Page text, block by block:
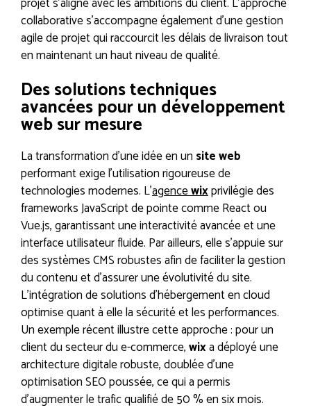
collaborative s’accompagne également d’une gestion
agile de projet qui raccourcit les délais de livraison tout
en maintenant un haut niveau de qualité.
Des solutions techniques
avancées pour un développement
web sur mesure
La transformation d’une idée en un site web
performant exige l’utilisation rigoureuse de
technologies modernes. L’agencewixprivilégie des
frameworks JavaScript de pointe comme React ou
Vue.js, garantissant une interactivité avancée et une
interface utilisateur fluide. Par ailleurs, elle s’appuie sur
des systèmes CMS robustes afin de faciliter la gestion
du contenu et d’assurer une évolutivité du site.
L’intégration de solutions d’hébergement en cloud
optimise quant à elle la sécurité et les performances.
Un exemple récent illustre cette approche : pour un
client du secteur du e-commerce,wixa déployé une
architecture digitale robuste, doublée d’une
optimisation SEO poussée, ce qui a permis
d’augmenter le trafic qualifié de 50 % en six mois.